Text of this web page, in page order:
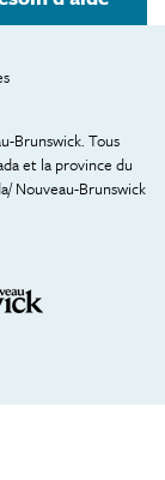
Brunswick. Tous
et la province du
Nouveau-Brunswick